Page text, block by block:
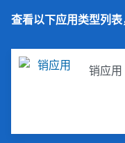
查看以下应用类型列表
销应用